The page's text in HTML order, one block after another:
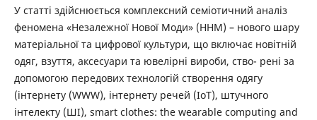
У статті здійснюється комплексний семіотичний аналіз
феномена «Незалежної Нової Моди» (ННМ) – нового шару
матеріальної та цифрової культури, що включає новітній
одяг, взуття, аксесуари та ювелірні вироби, ство- рені за
допомогою передових технологій створення одягу
(інтернету (WWW), інтернету речей (IoT), штучного
інтелекту (ШІ), smart clothes: the wearable computing and